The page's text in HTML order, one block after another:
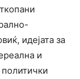
идејата за
и